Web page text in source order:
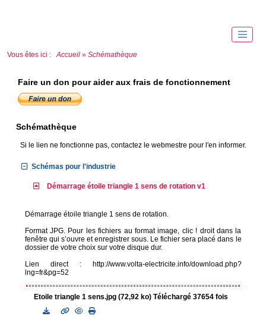
Vous êtes ici : Accueil » Schémathèque
Faire un don pour aider aux frais de fonctionnement
Schémathèque
Si le lien ne fonctionne pas, contactez le webmestre pour l'en informer.
Schémas pour l'industrie
Démarrage étoile triangle 1 sens de rotation v1
Démarrage étoile triangle 1 sens de rotation.
Format JPG. Pour les fichiers au format image, clic ! droit dans la
fenêtre qui s’ouvre et enregistrer sous. Le fichier sera placé dans le
dossier de votre choix sur votre disque dur.
Lien direct : http://www.volta-electricite.info/download.php?
lng=fr&pg=52
Etoile triangle 1 sens.jpg (72,92 ko) Téléchargé 37654 fois